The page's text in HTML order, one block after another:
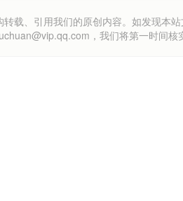
载、引用我们的原创内容。如发现本
，我们将第一时间核